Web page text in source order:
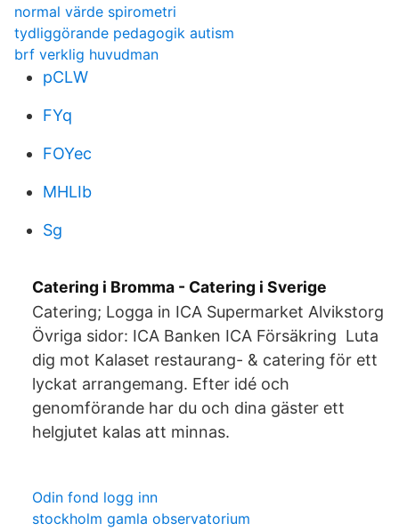
normal värde spirometri
tydliggörande pedagogik autism
brf verklig huvudman
pCLW
FYq
FOYec
MHLIb
Sg
Catering i Bromma - Catering i Sverige
Catering; Logga in ICA Supermarket Alvikstorg
Övriga sidor: ICA Banken ICA Försäkring Luta
dig mot Kalaset restaurang- & catering för ett
lyckat arrangemang. Efter idé och
genomförande har du och dina gäster ett
helgjutet kalas att minnas.
Odin fond logg inn
stockholm gamla observatorium